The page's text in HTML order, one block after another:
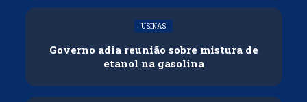
USINAS
Governo adia reunião sobre mistura de
etanol na gasolina